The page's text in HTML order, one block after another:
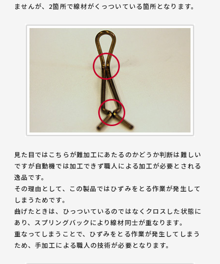
ませんが、2箇所で線材がくっついている箇所となります。
見た目ではこちらが難加工にあたるのかどうか判断は難しい
ですが自動機では加工できず職人による加工が必要とされる
逸品です。
その理由として、この製品ではひずみをとる作業が発生して
しまう ためです。
曲げたときは、ひっついているのではなくクロスした状態に
あり、スプリングバックにより線材同士が重なります。
重なってしまうことで、ひずみをとる作業が発生してしまう
ため、手加工による職人の技術が必要となります。